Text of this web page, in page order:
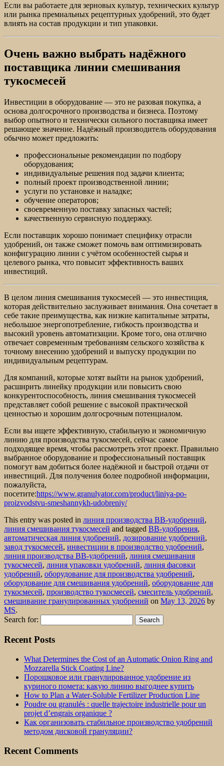
Если вы работаете для зерновых культур, технических культур
или рынка премиальных рецептурных удобрений, это будет
влиять на состав продукции и тип упаковки.
Очень важно выбрать надёжного
поставщика линии смешивания
тукосмесей
Инвестиции в оборудование — это не разовая покупка, а
основа долгосрочного производства и бизнеса. Поэтому
выбор опытного и технически сильного поставщика имеет
решающее значение. Надёжный производитель оборудования
обычно может предложить:
профессиональные рекомендации по подбору
оборудования;
индивидуальные решения под задачи клиента;
полный проект производственной линии;
услуги по установке и наладке;
обучение операторов;
своевременную поставку запасных частей;
качественную сервисную поддержку.
Если поставщик хорошо понимает специфику отрасли
удобрений, он также сможет помочь вам оптимизировать
конфигурацию линии с учётом особенностей сырья и
целевого рынка, что повысит эффективность ваших
инвестиций.
В целом линия смешивания тукосмесей — это инвестиция,
которая действительно заслуживает внимания. Она сочетает в
себе такие преимущества, как низкие капитальные затраты,
небольшое энергопотребление, гибкость производства и
высокий уровень автоматизации. Кроме того, она отлично
отвечает современным требованиям сельского хозяйства к
точному внесению удобрений и выпуску продукции по
индивидуальным рецептурам.
Для компаний, которые хотят выйти на рынок удобрений,
расширить линейку продукции или повысить свою
конкурентоспособность, линия смешивания тукосмесей
представляет собой решение с высокой практической
ценностью и хорошим долгосрочным потенциалом.
Если вы ищете эффективную, стабильную и экономичную
линию для производства тукосмесей, сейчас самое
подходящее время, чтобы рассмотреть этот проект. Правильно
выбранное оборудование и профессиональный поставщик
помогут вам добиться более надёжной и быстрой отдачи от
инвестиций. Для получения более подробной информации,
пожалуйста,
посетите:https://www.granulyator.com/product/liniya-po-
proizvodstvu-smeshannykh-udobreniy/
This entry was posted in линия производства BB-удобрений,
линия смешивания тукосмесей and tagged BB-удобрения,
автоматическая линия удобрений, дозирование удобрений,
завод тукосмесей, инвестиции в производство удобрений,
линия производства BB-удобрений, линия смешивания
тукосмесей, линия упаковки удобрений, линия фасовки
удобрений, оборудование для производства удобрений,
оборудование для смешивания удобрений, оборудование для
тукосмесей, производство тукосмесей, смеситель удобрений,
смешивание гранулированных удобрений on May 13, 2026 by
MS.
Search for:
Recent Posts
What Determines the Cost of an Automatic Onion Ring and
Mozzarella Stick Coating Line?
Порошковое или гранулированное удобрение из
куриного помета: какую линию выгоднее купить
How to Plan a Water-Soluble Fertilizer Production Line
Poudre ou granulés : quelle trajectoire industrielle pour un
projet d’engrais organique ?
Как организовать стабильное производство удобрений
методом дисковой грануляции?
Recent Comments